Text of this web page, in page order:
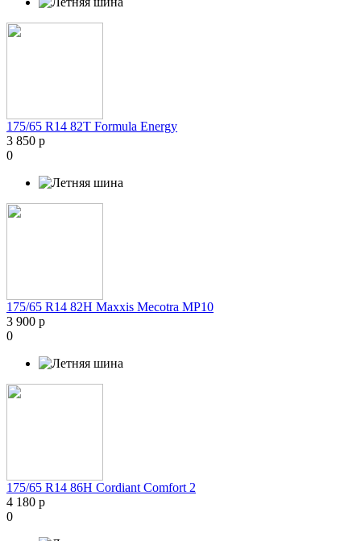
175/65 R14 82T Formula Energy
3 850 р
0
175/65 R14 82H Maxxis Mecotra MP10
3 900 р
0
175/65 R14 86H Cordiant Comfort 2
4 180 р
0